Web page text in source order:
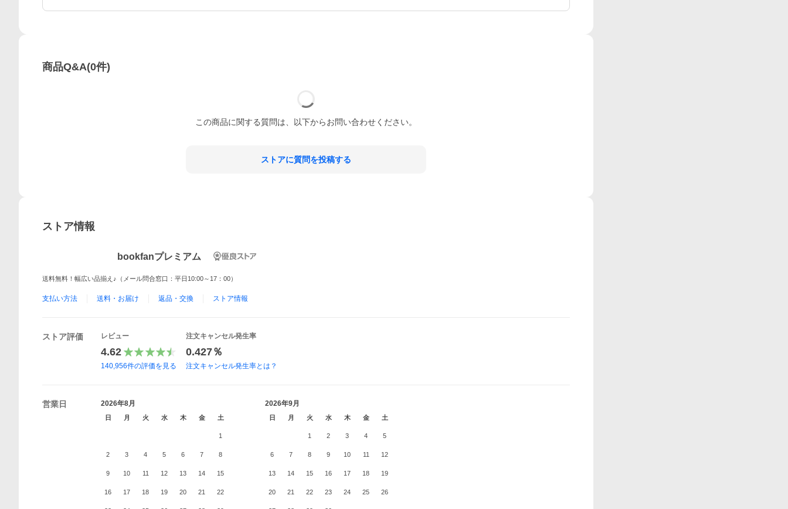
商品Q&A(0件)
この商品に関する質問は、以下からお問い合わせください。
ストアに質問を投稿する
ストア情報
bookfanプレミアム
送料無料！幅広い品揃え♪（メール問合窓口：平日10:00～17：00）
支払い方法 送料・お届け 返品・交換 ストア情報
ストア評価 レビュー
4.62
140,956件の評価を見る
注文キャンセル発生率
0.427％
注文キャンセル発生率とは？
営業日 2026年8月
日 月 火 水 木 金 土
1
2 3 4 5 6 7 8
9 10 11 12 13 14 15
16 17 18 19 20 21 22
2026年9月
日 月 火 水 木 金 土
1 2 3 4 5
6 7 8 9 10 11 12
13 14 15 16 17 18 19
20 21 22 23 24 25 26